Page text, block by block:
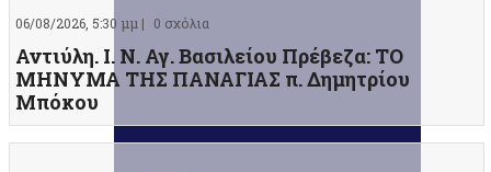
06/08/2026, 5:30 μμ | 0 σχόλια
Αντιύλη. Ι. Ν. Αγ. Βασιλείου Πρέβεζα: ΤΟ
ΜΗΝΥΜΑ ΤΗΣ ΠΑΝΑΓΙΑΣ π. Δημητρίου
Μπόκου